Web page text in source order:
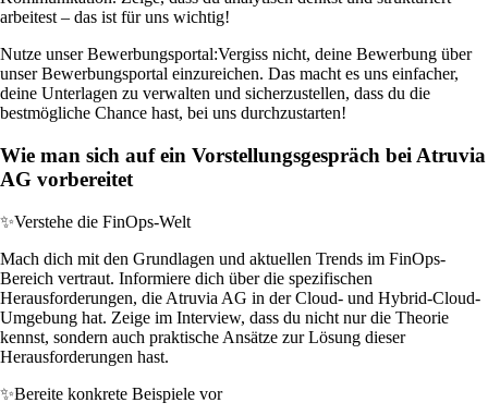
arbeitest – das ist für uns wichtig!
Nutze unser Bewerbungsportal:Vergiss nicht, deine Bewerbung über
unser Bewerbungsportal einzureichen. Das macht es uns einfacher,
deine Unterlagen zu verwalten und sicherzustellen, dass du die
bestmögliche Chance hast, bei uns durchzustarten!
Wie man sich auf ein Vorstellungsgespräch bei Atruvia
AG vorbereitet
✨Verstehe die FinOps-Welt
Mach dich mit den Grundlagen und aktuellen Trends im FinOps-
Bereich vertraut. Informiere dich über die spezifischen
Herausforderungen, die Atruvia AG in der Cloud- und Hybrid-Cloud-
Umgebung hat. Zeige im Interview, dass du nicht nur die Theorie
kennst, sondern auch praktische Ansätze zur Lösung dieser
Herausforderungen hast.
✨Bereite konkrete Beispiele vor